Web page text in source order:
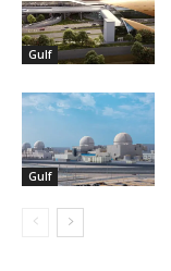
Gulf
Gulf